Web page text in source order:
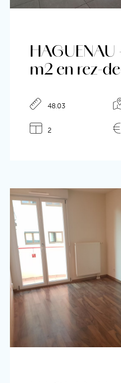
HAGUENAU
m2 en rez-
48.03
2